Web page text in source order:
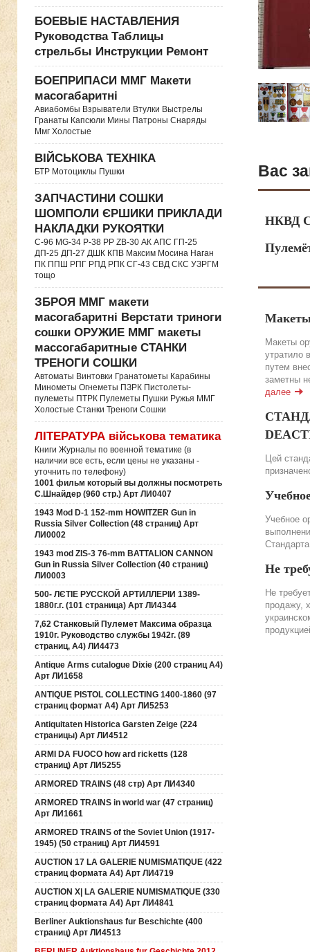
БОЕВЫЕ НАСТАВЛЕНИЯ
Руководства Таблицы
стрельбы Инструкции Ремонт
БОЕПРИПАСИ ММГ Макети
масогабаритні
Авиабомбы Взрыватели Втулки Выстрелы
Гранаты Капсюли Мины Патроны Снаряды
Ммг Холостые
ВІЙСЬКОВА ТЕХНІКА
БТР Мотоциклы Пушки
ЗАПЧАСТИНИ СОШКИ
ШОМПОЛИ ЄРШИКИ ПРИКЛАДИ
НАКЛАДКИ РУКОЯТКИ
C-96 MG-34 P-38 PP ZB-30 АК АПС ГП-25
ДП-25 ДП-27 ДШК КПВ Максим Мосина Наган
ПК ППШ РПГ РПД РПК СГ-43 СВД CКС УЗРГМ
тощо
ЗБРОЯ ММГ макети
масогабаритні Верстати триноги
сошки ОРУЖИЕ ММГ макеты
массогабаритные СТАНКИ
ТРЕНОГИ СОШКИ
Автоматы Винтовки Гранатометы Карабины
Минометы Огнеметы ПЗРК Пистолеты-
пулеметы ПТРК Пулеметы Пушки Ружья ММГ
Холостые Станки Треноги Сошки
ЛІТЕРАТУРА військова тематика
Книги Журналы по военной тематике (в
наличии все есть, если цены не указаны -
уточнить по телефону)
1001 фильм который вы должны посмотреть
С.Шнайдер (960 стр.) Арт ЛИ0407
1943 Mod D-1 152-mm HOWITZER Gun in
Russia Silver Collection (48 страниц) Арт
ЛИ0002
1943 mod ZIS-3 76-mm BATTALION CANNON
Gun in Russia Silver Collection (40 страниц)
ЛИ0003
500- ЛЄТІЕ РУССКОЙ АРТИЛЛЕРІИ 1389-
1880г.г. (101 страница) Арт ЛИ4344
7,62 Станковый Пулемет Максима образца
1910г. Руководство службы 1942г. (89
страниц, А4) ЛИ4473
Antique Arms cutalogue Dixie (200 страниц А4)
Арт ЛИ1658
ANTIQUE PISTOL COLLECTING 1400-1860 (97
страниц формат А4) Арт ЛИ5253
Antiquitaten Historica Garsten Zeige (224
страницы) Арт ЛИ4512
ARMI DA FUOCO how ard ricketts (128
страниц) Арт ЛИ5255
ARMORED TRAINS (48 стр) Арт ЛИ4340
ARMORED TRAINS in world war (47 страниц)
Арт ЛИ1661
ARMORED TRAINS of the Soviet Union (1917-
1945) (50 страниц) Арт ЛИ4591
AUCTION 17 LA GALERIE NUMISMATIQUE (422
страниц формата А4) Арт ЛИ4719
AUCTION Х| LA GALERIE NUMISMATIQUE (330
страниц формата А4) Арт ЛИ4841
Berliner Auktionshaus fur Beschichte (400
страниц) Арт ЛИ4513
Вас
НКВД
Макеты
Макеты
утратило
путем
заметны
далее
Цей
Учебное
Не
Не
продажу,